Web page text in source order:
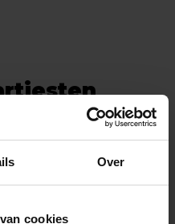
Over
cookies